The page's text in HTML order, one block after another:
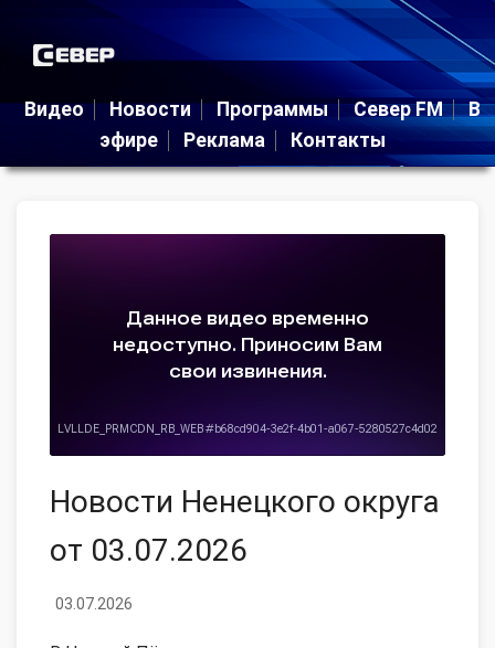
Видео Новости Программы Север FM
В
эфире
Реклама Контакты
Новости Ненецкого округа
от 03.07.2026
03.07.2026